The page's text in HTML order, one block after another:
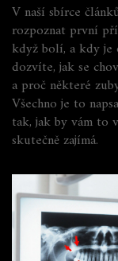
V naší sbírce
rozpoznat první
když bolí, a kdy
dozvíte, jak se
a proč některé
Všechno je to
tak, jak by vám to
skutečně zajímá.